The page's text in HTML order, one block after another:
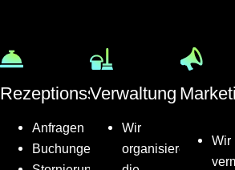
Rezeptionsservice
Anfragen
Buchungen
Verwaltung
Wir
organisieren
Wir